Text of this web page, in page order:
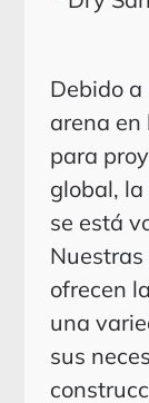
Debido
arena en
para
global,
se está
ofrecen
una
sus